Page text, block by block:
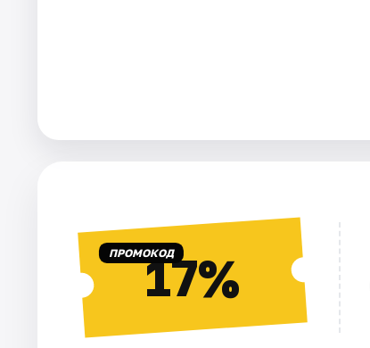
Рейтинги
ПРОМОКОД17%